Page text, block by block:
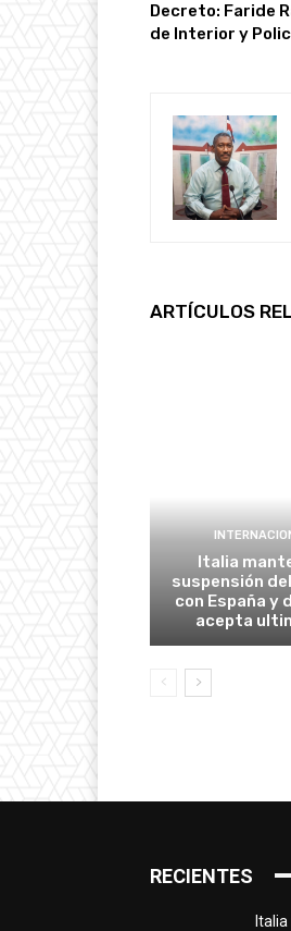
Decreto: Faride
de Interior y
ARTÍCULOS
Italia
suspensión
con España y
acepta
RECIENTES